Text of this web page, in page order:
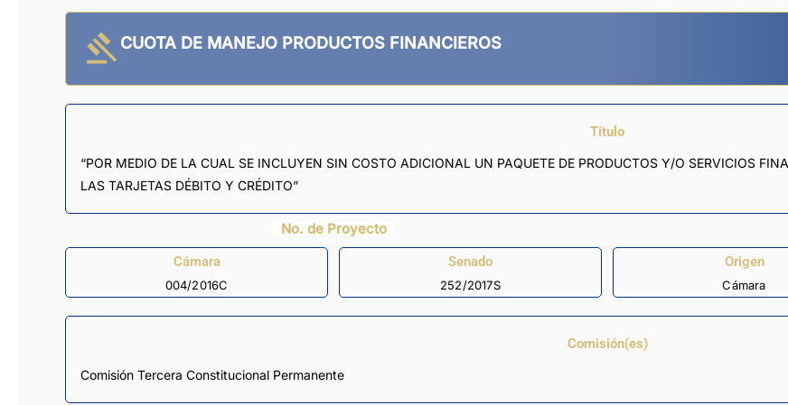
CUOTA DE MANEJO PRODUCTOS FINANCIEROS
Título
“POR MEDIO DE LA CUAL SE INCLUYEN SIN COSTO ADICIONAL UN PAQUETE DE PRODUCTOS Y/O SERVICIOS
LAS TARJETAS DÉBITO Y CRÉDITO”
No. de Proyecto
Cámara
004/2016C
Senado
252/2017S
Origen
Cámara
Comisión(es)
Comisión Tercera Constitucional Permanente